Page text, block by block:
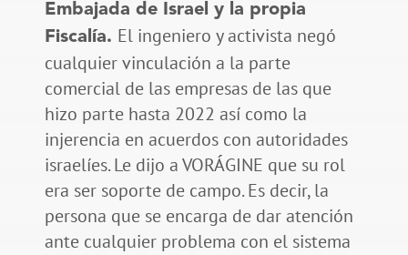
Embajada de Israel y la propia
Fiscalía. El ingeniero y activista negó
cualquier vinculación a la parte
comercial de las empresas de las que
hizo parte hasta 2022 así como la
injerencia en acuerdos con autoridades
israelíes. Le dijo a VORÁGINE que su rol
era ser soporte de campo. Es decir, la
persona que se encarga de dar atención
ante cualquier problema con el sistema